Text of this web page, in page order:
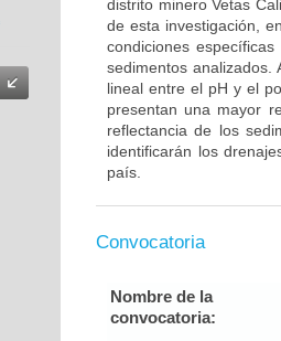
distrito minero Vetas
de esta investigación,
condiciones
sedimentos
lineal entre el pH y el
presentan una mayor
reflectancia de los
identificarán los
país.
Convocatoria
Nombre de la
convocatoria: